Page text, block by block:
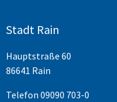
Stadt Rain
Hauptstraße 60
86641 Rain
Telefon 09090 703-0